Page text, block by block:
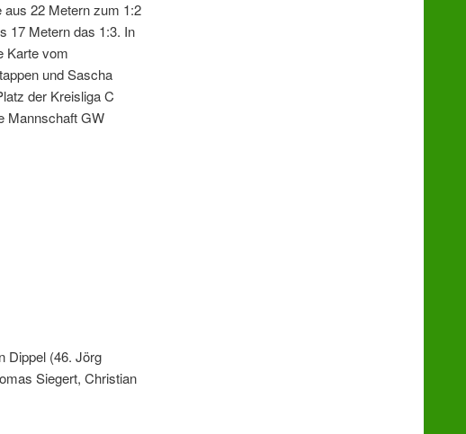
aus 22 Metern zum 1:2
17 Metern das 1:3. In
Karte vom
und Sascha
der Kreisliga C
Mannschaft GW
Dippel (46. Jörg
Siegert, Christian